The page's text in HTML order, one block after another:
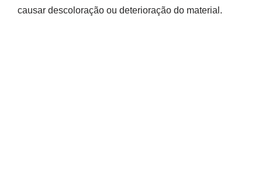
causar descoloração ou deterioração do material.